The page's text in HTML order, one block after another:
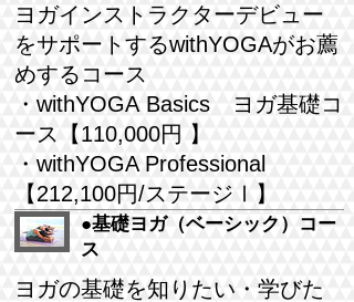
ヨガインストラクターデビュー
をサポートするwithYOGAがお薦
めするコース
・withYOGA Basics ヨガ基礎コ
ース【110,000円 】
・withYOGA Professional
【212,100円/ステージⅠ】
●基礎ヨガ（ベーシック）コー
ス
ヨガの基礎を知りたい・学びた